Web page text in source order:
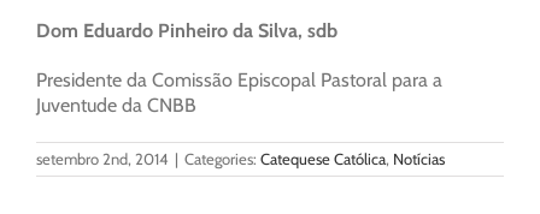
Dom Eduardo Pinheiro da Silva, sdb
Presidente da Comissão Episcopal Pastoral para a
Juventude da CNBB
setembro 2nd, 2014 | Categories: Catequese Católica, Notícias